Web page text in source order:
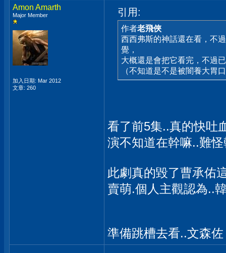
Amon Amarth
Major Member
加入日期: Mar 2012
文章: 260
引用:
作者老飛俠
西西弗斯的神話還在看，不
覺，
大概還是會把它看完，不過
（不知道是不是被闇養大胃
看了前5集..真的快吐
演不知道在幹嘛..難
此劇真的毀了曹承佑
賣萌.個人主觀認為..
準備跳槽去看..文森